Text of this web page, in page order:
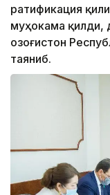
ратификация
муҳокама қилди,
Қозоғистон
таяниб.